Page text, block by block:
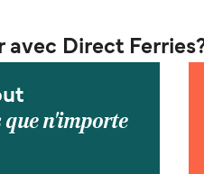
avec Direct
n'importe